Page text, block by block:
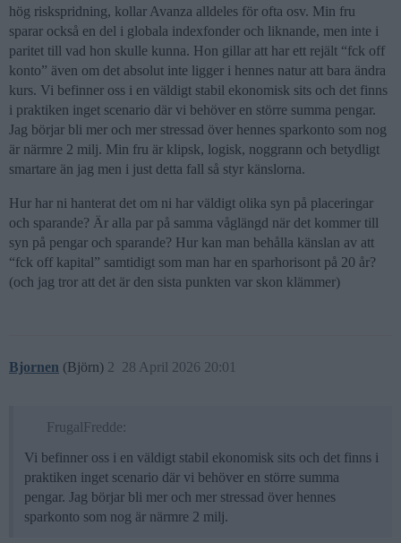
hög riskspridning, kollar Avanza alldeles för ofta osv. Min fru
sparar också en del i globala indexfonder och liknande, men inte i
paritet till vad hon skulle kunna. Hon gillar att har ett rejält “fck off
konto” även om det absolut inte ligger i hennes natur att bara ändra
kurs. Vi befinner oss i en väldigt stabil ekonomisk sits och det finns
i praktiken inget scenario där vi behöver en större summa pengar.
Jag börjar bli mer och mer stressad över hennes sparkonto som nog
är närmre 2 milj. Min fru är klipsk, logisk, noggrann och betydligt
smartare än jag men i just detta fall så styr känslorna.
Hur har ni hanterat det om ni har väldigt olika syn på placeringar
och sparande? Är alla par på samma våglängd när det kommer till
syn på pengar och sparande? Hur kan man behålla känslan av att
“fck off kapital” samtidigt som man har en sparhorisont på 20 år?
(och jag tror att det är den sista punkten var skon klämmer)
Bjornen (Björn) 28 April 2026 20:01
2
FrugalFredde:
Vi befinner oss i en väldigt stabil ekonomisk sits och det finns i
praktiken inget scenario där vi behöver en större summa
pengar. Jag börjar bli mer och mer stressad över hennes
sparkonto som nog är närmre 2 milj.